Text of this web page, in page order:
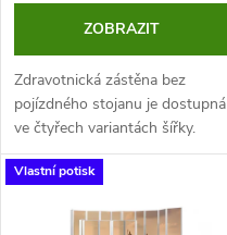
o
d
u
k
d
u
k
ZOBRAZIT
Zdravotnická zástěna bez
pojízdného stojanu je dostupná
ve čtyřech variantách šířky.
Nabízíme i možnost vlastního
potisku (motiv potisku a vše
vykomunikujeme...
Vlastní potisk